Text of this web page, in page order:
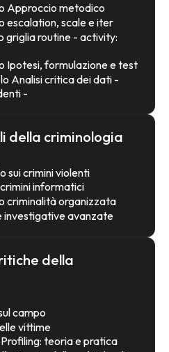
Approccio metodico
escalation, scale e iter
griglia routine - activity:
Ipotesi, formulazione e test
Analisi critica dei dati -
-
della criminologia
sui crimini violenti
informatici
criminalità organizzata
investigative avanzate
della
campo
vittime
teoria e pratica